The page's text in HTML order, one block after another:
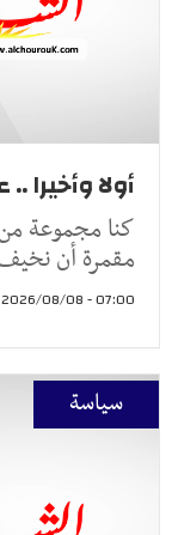
أولا وأخيرا
كنا مجموعة من
مقمرة أن
07:00 - 2026/08/08
سياسة